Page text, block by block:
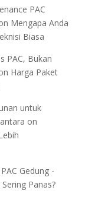
PAC
Mengapa Anda
Biasa
PAC, Bukan
Harga Paket
untuk
on
Gedung -
Panas?